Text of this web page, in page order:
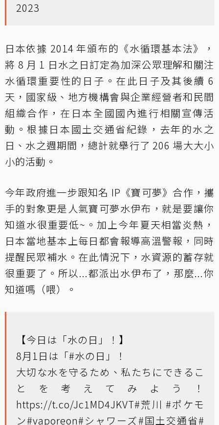
2023
日本依據 2014 年頒布的《水循環基本法》，
將 8 月 1 日水之日訂定為加深公眾理解和關注
水循環重要性的日子。在此日子及其後續 6
天，國家級、地方機構會與企業經營者和民間
組織合作，在日本全國國內進行相關宣傳活
動。根據日本國土交通省紀錄，去年的水之
日、水之週期間，總計就舉行了 206 場大大小
小的活動。
今年政府進一步跟知名 IP《寶可夢》合作，攜
手的對象更是人氣寶可夢水伊布，就是要讓你
知道水很重要低~。加上今年夏天相當炎熱，
日本當地基本上每日都會報導高溫警報，同時
提醒民眾補水。在此情況下，水資源的蓄存就
很重要了。所以...都派出水伊布了，那麼...你
知道嗎（喂）。
【今日は「水の日」！】
8月1日は「#水の日 」！
大切な水を守るため、私たちにできるこ
とを考えてみよう！
https://t.co/Jc1MD4JKVT#荒川 #ポケモ
ン#vaporeon#シャワーズ#国土交通省#